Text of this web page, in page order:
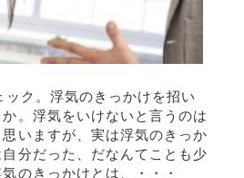
ク。浮気のきっかけを招い
。浮気をいけないと言うのは
いますが、実は浮気のきっか
分だった、だなんてことも少
のきっかけとは、・・・